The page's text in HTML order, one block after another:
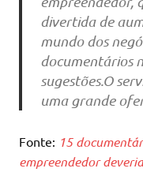
divertida de
mundo dos
documentários
sugestões.O
uma grande
Fonte: 15
empreendedor